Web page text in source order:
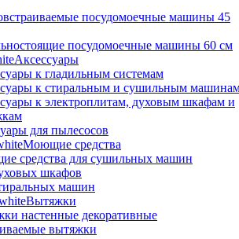
посудомоечные машины 45
посудомоечные машины 60 см
Аксессуары
к гладильным системам
к стиральным и сушильным
к электроплитам, духовым шкафам и
для пылесосов
Моющие средства
средства для сушильных машин
шкафов
машин
Вытяжки
настенные декоративные
вытяжки